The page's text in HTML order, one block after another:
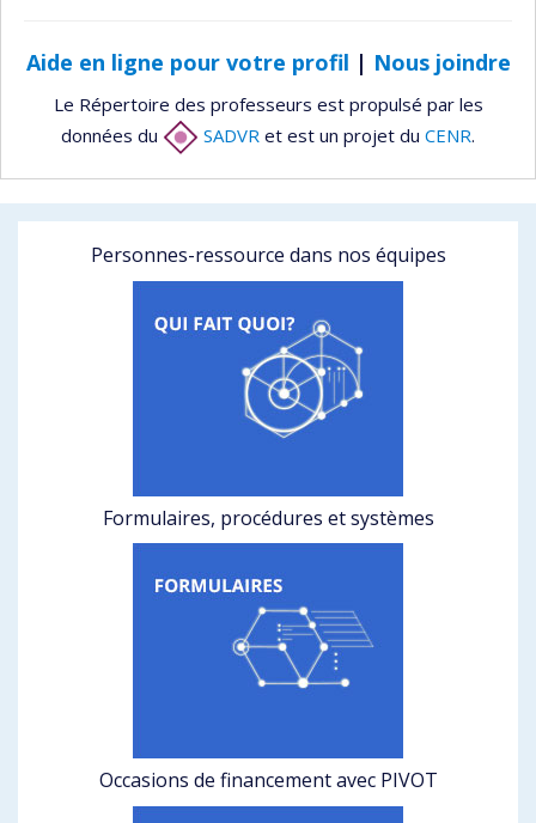
Aide en ligne pour votre profil | Nous joindre
Le Répertoire des professeurs est propulsé par les
données du
SADVR et est un projet du CENR.
Personnes-ressource dans nos équipes
Formulaires, procédures et systèmes
Occasions de financement avec PIVOT